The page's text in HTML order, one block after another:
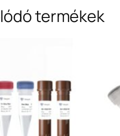
termékek